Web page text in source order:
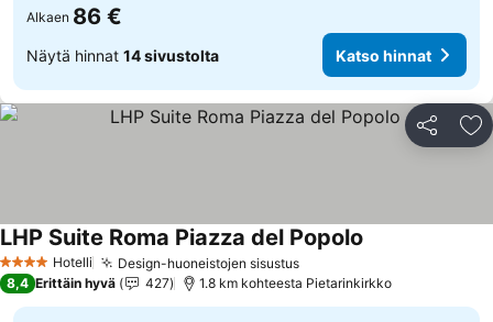
Alkaen 86 €
Näytä hinnat 14 sivustolta Katso hinnat
Jaa
4 Tähtiluokitus
Hotelli Design-huoneistojen sisustusKatso hinnat
LHP Suite Roma Piazza del Popolo
8,4 Erittäin hyvä 427 1.8 km kohteesta Pietarinkirkko